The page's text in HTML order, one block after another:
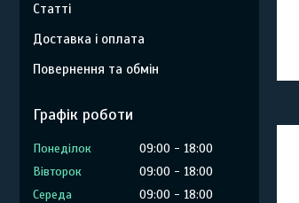
Статті
Доставка і оплата
Повернення та обмін
Графік роботи
Понеділок 09:00
18:00
Вівторок
09:00
18:00
Середа
09:00
18:00